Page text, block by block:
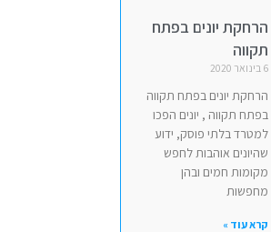
הרחקת יונים בפתח
תקווה
6 בינואר 2020
הרחקת יונים בפתח תקווה
בפתח תקווה , יונים הפכו
למטרד בלתי פוסק, ידוע
שהיונים אוהבות לחפש
מקומות חמים ובהן
מחפשות
קרא עוד »